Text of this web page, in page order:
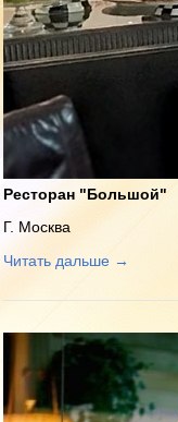
Ресторан "Большой"
Г. Москва
Читать дальше →